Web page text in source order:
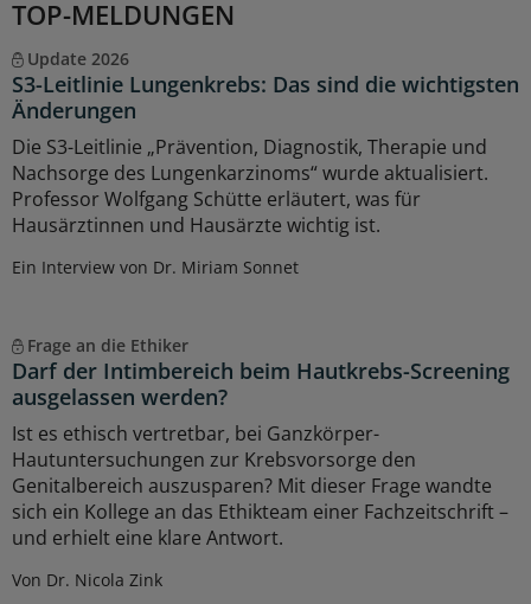
TOP-MELDUNGEN
Update 2026
S3-Leitlinie Lungenkrebs: Das sind die wichtigsten
Änderungen
Die S3-Leitlinie „Prävention, Diagnostik, Therapie und
Nachsorge des Lungenkarzinoms“ wurde aktualisiert.
Professor Wolfgang Schütte erläutert, was für
Hausärztinnen und Hausärzte wichtig ist.
Ein Interview von Dr. Miriam Sonnet
Frage an die Ethiker
Darf der Intimbereich beim Hautkrebs-Screening
ausgelassen werden?
Ist es ethisch vertretbar, bei Ganzkörper-
Hautuntersuchungen zur Krebsvorsorge den
Genitalbereich auszusparen? Mit dieser Frage wandte
sich ein Kollege an das Ethikteam einer Fachzeitschrift –
und erhielt eine klare Antwort.
Von Dr. Nicola Zink